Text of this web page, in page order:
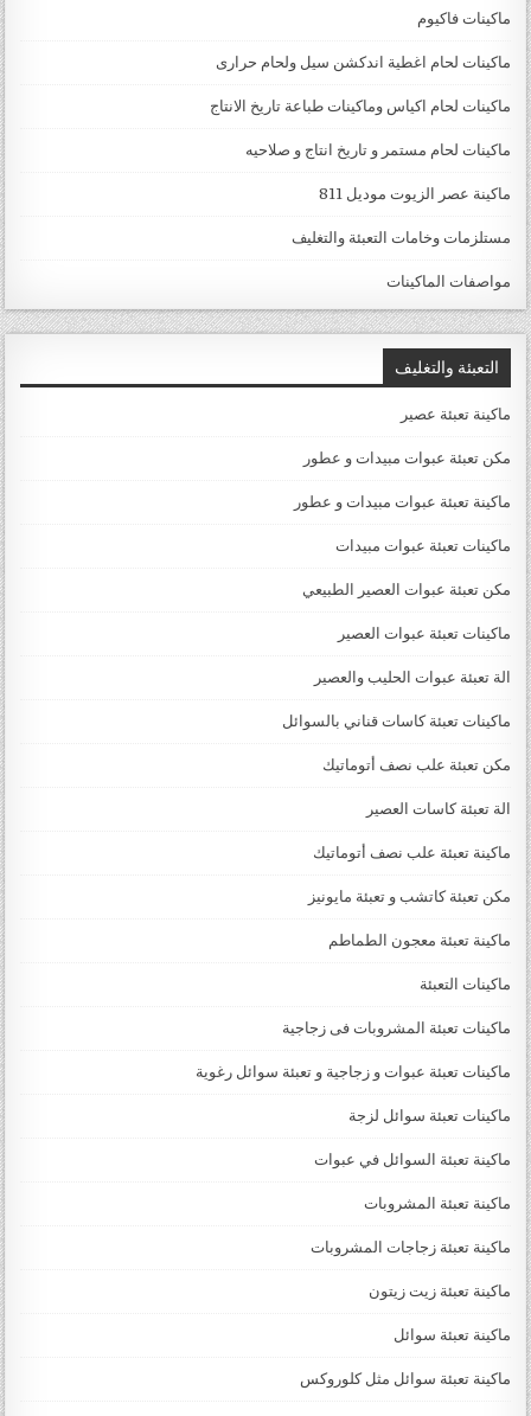
ماكينات فاكيوم
ماكينات لحام اغطية اندكشن سيل ولحام حرارى
ماكينات لحام اكياس وماكينات طباعة تاريخ الانتاج
ماكينات لحام مستمر و تاريخ انتاج و صلاحيه
ماكينة عصر الزيوت موديل 811
مستلزمات وخامات التعبئة والتغليف
مواصفات الماكينات
التعبئة والتغليف
ماكينة تعبئة عصير
مكن تعبئة عبوات مبيدات و عطور
ماكينة تعبئة عبوات مبيدات و عطور
ماكينات تعبئة عبوات مبيدات
مكن تعبئة عبوات العصير الطبيعي
ماكينات تعبئة عبوات العصير
الة تعبئة عبوات الحليب والعصير
ماكينات تعبئة كاسات قناني بالسوائل
مكن تعبئة علب نصف أتوماتيك
الة تعبئة كاسات العصير
ماكينة تعبئة علب نصف أتوماتيك
مكن تعبئة كاتشب و تعبئة مايونيز
ماكينة تعبئة معجون الطماطم
ماكينات التعبئة
ماكينات تعبئة المشروبات فى زجاجية
ماكينات تعبئة عبوات و زجاجية و تعبئة سوائل رغوية
ماكينات تعبئة سوائل لزجة
‏‏‏ماكينة تعبئة السوائل في عبوات
ماكينة تعبئة المشروبات
ماكينة تعبئة زجاجات المشروبات
ماكينة تعبئة زيت زيتون
ماكينة تعبئة سوائل
ماكينة تعبئة سوائل مثل كلوروكس